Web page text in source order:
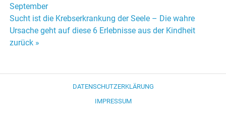
Beitrags-
Navigation
September
Sucht ist die Krebserkrankung der Seele – Die wahre
Ursache geht auf diese 6 Erlebnisse aus der Kindheit
zurück »
DATENSCHUTZERKLÄRUNG
IMPRESSUM